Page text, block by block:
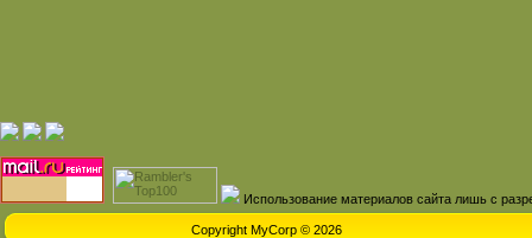
Использование материалов сайта лишь с
Copyright MyCorp © 2026